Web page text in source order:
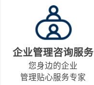
企业管理咨询服务
您身边的企业
管理贴心服务专家